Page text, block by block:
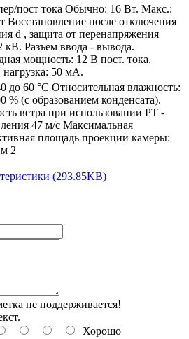
пост тока Обычно: 16 Вт. Макс.:
Восстановление после отключения
d , защита от перенапряжения
кВ. Разъем ввода - вывода.
мощность: 12 В пост. тока.
50 мА.
до 60 °C Относительная влажность:
% (с образованием конденсата).
ветра при использовании PT -
47 м/с Максимальная
площадь проекции камеры:
2
(293.85KB)
не поддерживается!
Хорошо